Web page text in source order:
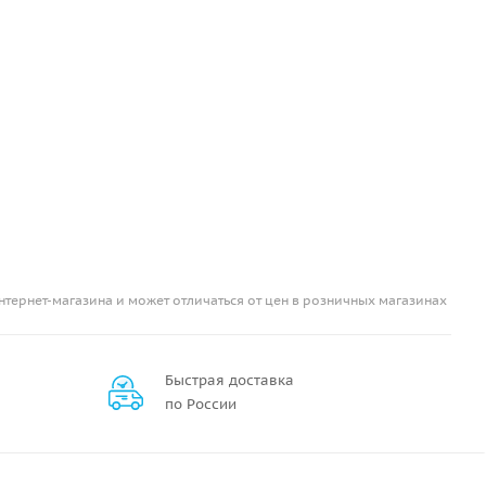
магазина и может отличаться от цен в розничных магазинах
Быстрая доставка
по России